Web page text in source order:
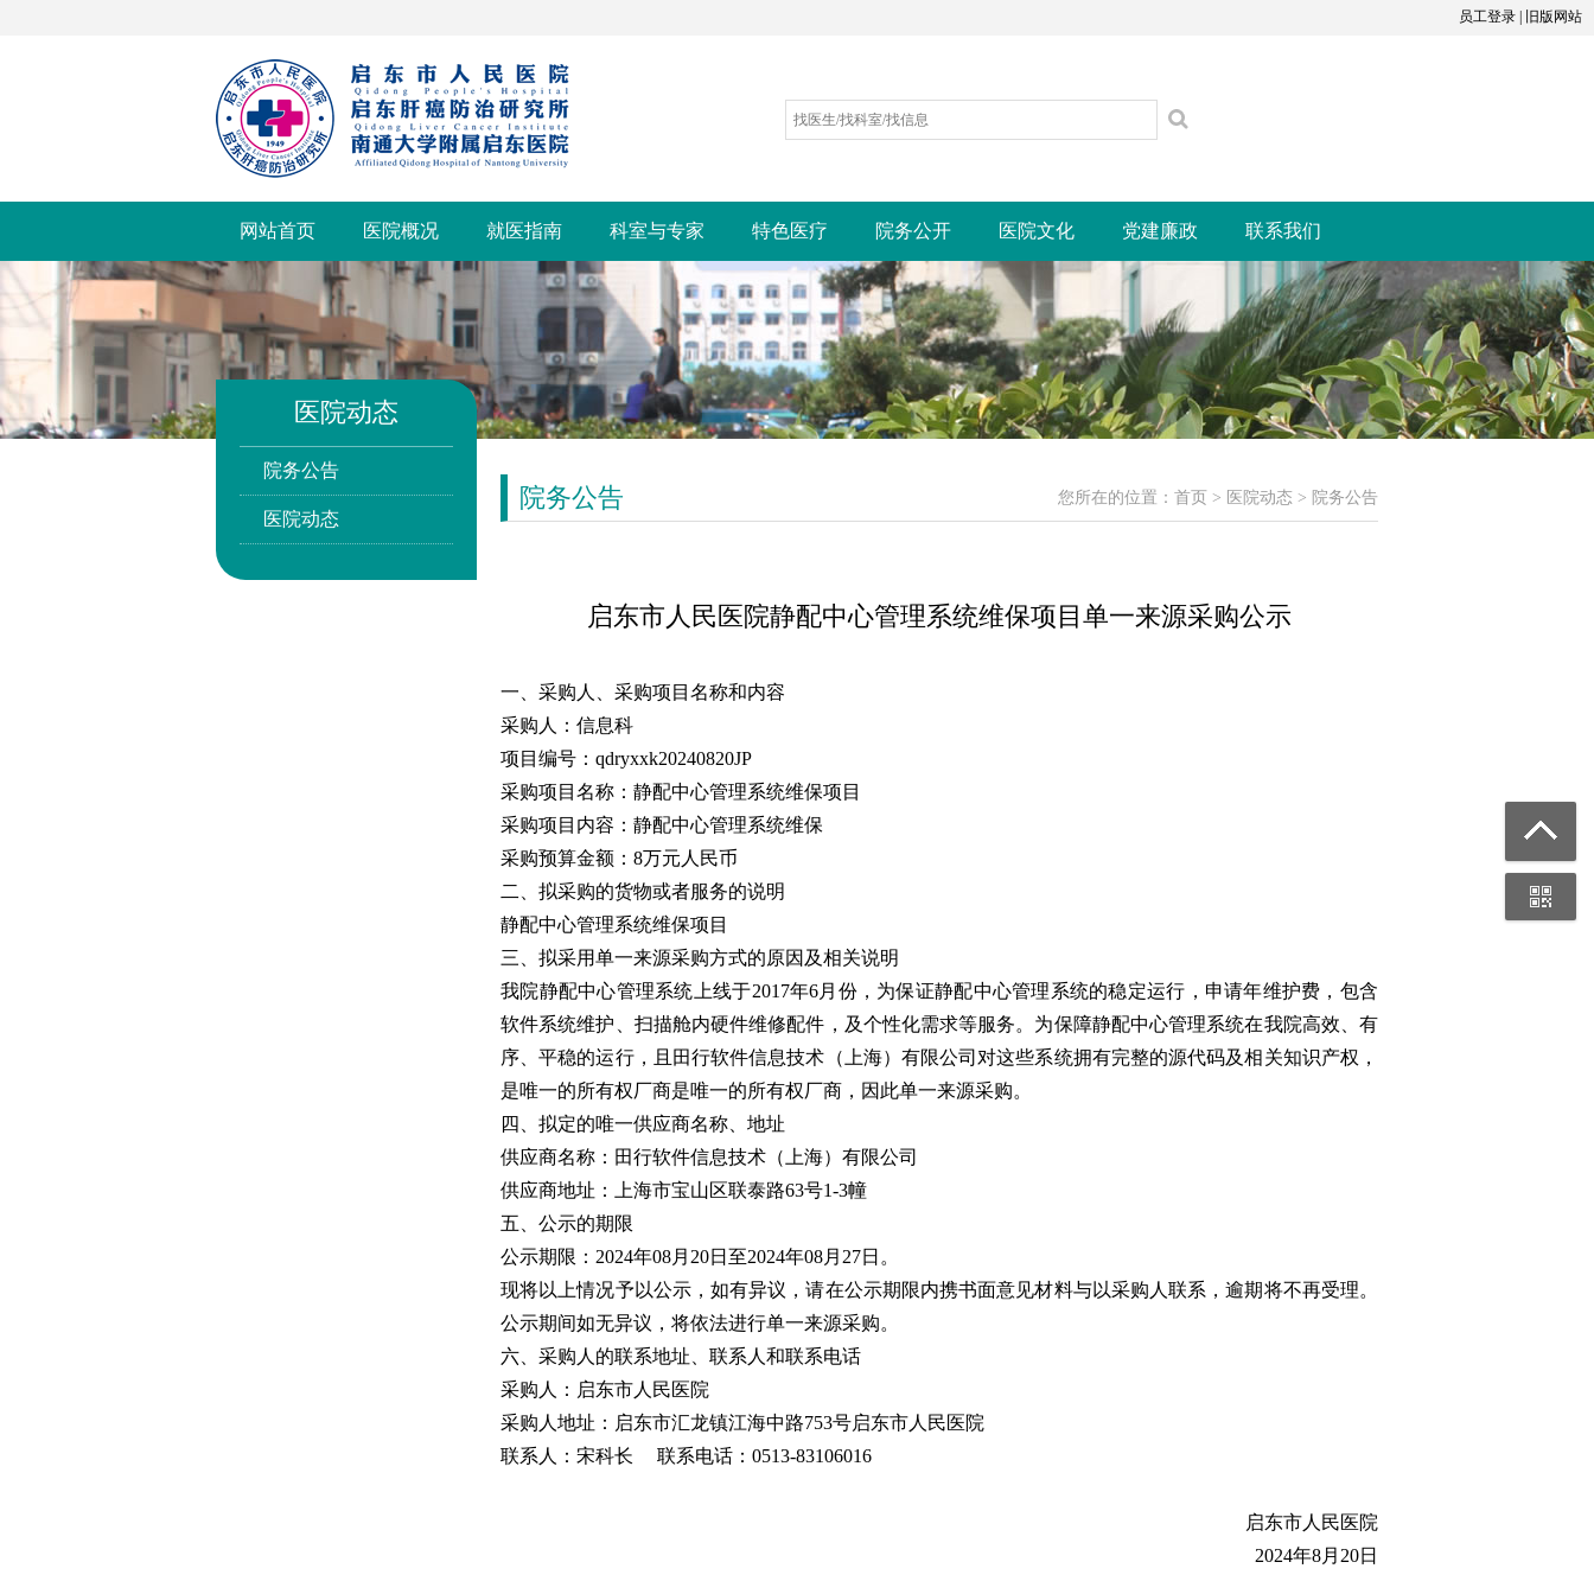
员工登录 旧版网站
网站首页 医院概况 就医指南 科室与专家 特色医疗 院务公开 医院文化 党建廉政 联系我们
医院动态
院务公告
医院动态
院务公告 您所在的位置： 首页 > 医院动态 > 院务公告
启东市人民医院静配中心管理系统维保项目单一来源采购公示
一、采购人、采购项目名称和内容
采购人：信息科
项目编号：qdryxxk20240820JP
采购项目名称：静配中心管理系统维保项目
采购项目内容：静配中心管理系统维保
采购预算金额：8万元人民币
二、 拟采购的货物或者服务的说明
静配中心管理系统维保项目
三、拟采用单一来源采购方式的原因及相关说明
我院静配中心管理系统上线于2017年6月份，为保证静配中心管理系统的稳定运行，申请年维护费，包含
软件系统维护、扫描舱内硬件维修配件，及个性化需求等服务。为保障静配中心管理系统在我院高效、有
序、平稳的运行，且田行软件信息技术（上海）有限公司对这些系统拥有完整的源代码及相关知识产权，
是唯一的所有权厂商是唯一的所有权厂商，因此单一来源采购。
四、拟定的唯一供应商名称、地址
供应商名称：田行软件信息技术（上海）有限公司
供应商地址：上海市宝山区联泰路63号1-3幢
五、公示的期限
公示期限：2024年08月20日至2024年08月27日。
现将以上情况予以公示，如有异议，请在公示期限内携书面意见材料与以采购人联系，逾期将不再受理。
公示期间如无异议，将依法进行单一来源采购。
六、采购人的联系地址、联系人和联系电话
采购人：启东市人民医院
采购人地址：启东市汇龙镇江海中路753号启东市人民医院
联系人：宋科长 联系电话：0513-83106016
启东市人民医院
2024年8月20日